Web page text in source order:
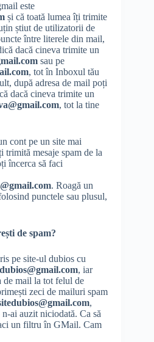
este
și că toată lumea îți trimite
știut de utilizatorii de
între literele din mail,
dacă cineva trimite un
sau pe
, tot în Inboxul tău
după adresa de mail poți
dacă cineva trimite un
, tot la tine
cont pe un site mai
trimită mesaje spam de la
încerca să faci
. Roagă un
punctele sau plusul,
de spam?
pe site-ul dubios cu
, iar
de mail la tot felul de
zeci de mailuri spam
,
ai auzit niciodată. Ca să
un filtru în GMail. Cam